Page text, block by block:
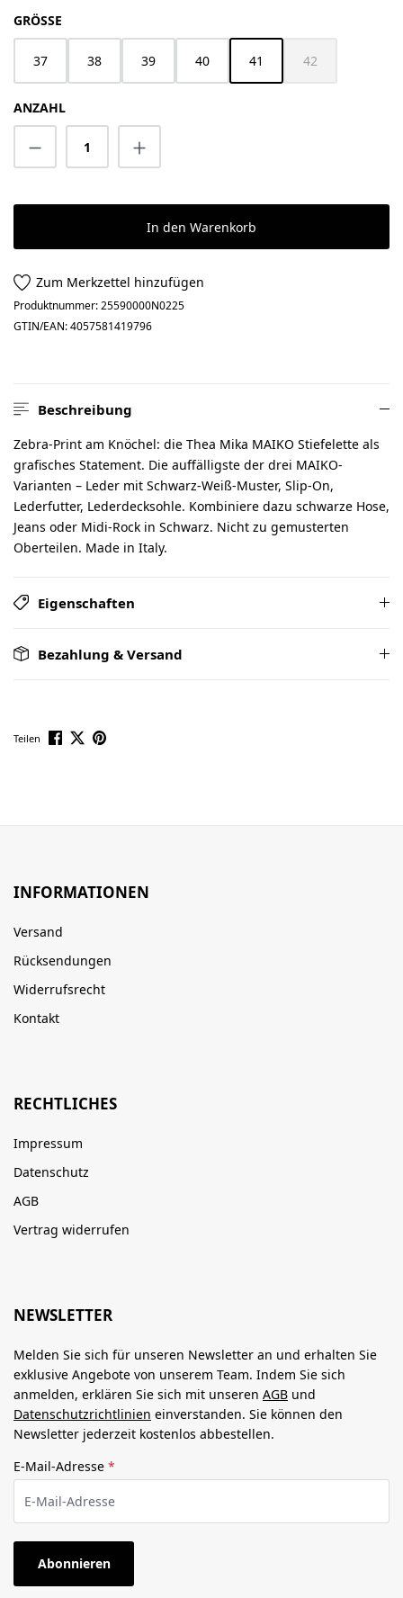
GRÖSSE
37 38 39 40 41 42
(Diese Option ist
ANZAHL
Produkt Anzahl: Gib den gewünschten
In den Warenkorb
Zum Merkzettel hinzufügen
Produktnummer:25590000N0225
GTIN/EAN:4057581419796
Beschreibung
Zebra-Print am Knöchel: die Thea Mika MAIKO Stiefelette als
grafisches Statement. Die auffälligste der drei MAIKO-
Varianten – Leder mit Schwarz-Weiß-Muster, Slip-On,
Lederfutter, Lederdecksohle. Kombiniere dazu schwarze Hose,
Jeans oder Midi-Rock in Schwarz. Nicht zu gemusterten
Oberteilen. Made in Italy.
Eigenschaften
Bezahlung & Versand
Teilen
INFORMATIONEN
Versand
Rücksendungen
Widerrufsrecht
Kontakt
RECHTLICHES
Impressum
Datenschutz
AGB
Vertrag widerrufen
NEWSLETTER
Melden Sie sich für unseren Newsletter an und erhalten Sie
exklusive Angebote von unserem Team. Indem Sie sich
anmelden, erklären Sie sich mit unseren AGB und
Datenschutzrichtlinien einverstanden. Sie können den
Newsletter jederzeit kostenlos abbestellen.
E-Mail-Adresse *
Abonnieren